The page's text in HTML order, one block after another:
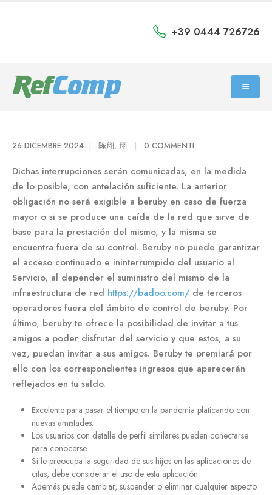
+39 0444 726726
26 DICEMBRE 2024 陈翔, 翔 0 COMMENTI
Dichas interrupciones serán comunicadas, en la medida
de lo posible, con antelación suficiente. La anterior
obligación no será exigible a beruby en caso de fuerza
mayor o si se produce una caída de la red que sirve de
base para la prestación del mismo, y la misma se
encuentra fuera de su control. Beruby no puede garantizar
el acceso continuado e ininterrumpido del usuario al
Servicio, al depender el suministro del mismo de la
infraestructura de red https://badoo.com/ de terceros
operadores fuera del ámbito de control de beruby. Por
último, beruby te ofrece la posibilidad de invitar a tus
amigos a poder disfrutar del servicio y que estos, a su
vez, puedan invitar a sus amigos. Beruby te premiará por
ello con los correspondientes ingresos que aparecerán
reflejados en tu saldo.
Excelente para pasar el tiempo en la pandemia platicando con
nuevas amistades.
Los usuarios con detalle de perfil similares pueden conectarse
para conocerse.
Si le preocupa la seguridad de sus hijos en las aplicaciones de
citas, debe considerar el uso de esta aplicación.
Además puede cambiar, suspender o eliminar cualquier aspecto